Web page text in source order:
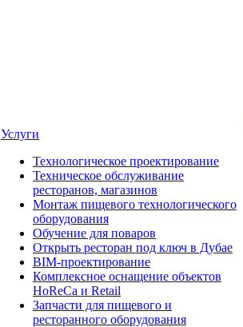
Услуги
Технологическое проектирование
Техническое обслуживание
ресторанов, магазинов
Монтаж пищевого технологического
оборудования
Обучение для поваров
Открыть ресторан под ключ в Дубае
BIM-проектирование
Комплексное оснащение объектов
HoReCa и Retail
Запчасти для пищевого и
ресторанного оборудования